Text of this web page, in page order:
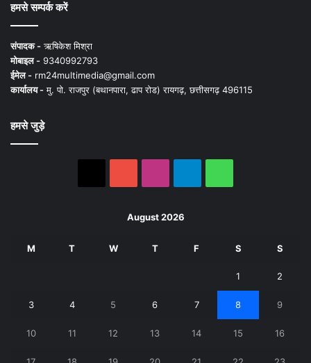
हमसे सम्पर्क करें
संपादक -ऋषिकेश मिश्रा
मोबाइल - 9340992793
ईमेल - rm24multimedia@gmail.com
कार्यालय -मु. पो. राजपुर (बथानपारा, ढाप रोड) रायगढ़, छत्तीसगढ़ 496115
हमसे जुड़े
August 2026
M T W T F S S
1 2
3 4 5 6 7 8 9
10 11 12 13 14 15 16